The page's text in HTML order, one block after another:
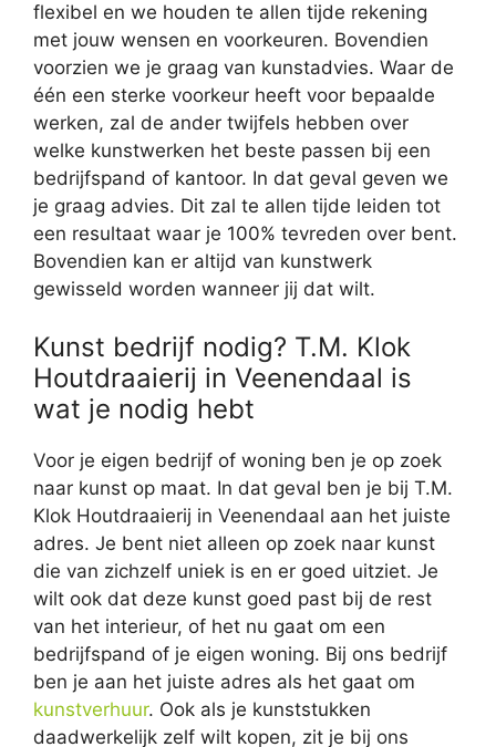
flexibel en we houden te allen tijde rekening
met jouw wensen en voorkeuren. Bovendien
voorzien we je graag van kunstadvies. Waar de
één een sterke voorkeur heeft voor bepaalde
werken, zal de ander twijfels hebben over
welke kunstwerken het beste passen bij een
bedrijfspand of kantoor. In dat geval geven we
je graag advies. Dit zal te allen tijde leiden tot
een resultaat waar je 100% tevreden over bent.
Bovendien kan er altijd van kunstwerk
gewisseld worden wanneer jij dat wilt.
Kunst bedrijf nodig? T.M. Klok
Houtdraaierij in Veenendaal is
wat je nodig hebt
Voor je eigen bedrijf of woning ben je op zoek
naar kunst op maat. In dat geval ben je bij T.M.
Klok Houtdraaierij in Veenendaal aan het juiste
adres. Je bent niet alleen op zoek naar kunst
die van zichzelf uniek is en er goed uitziet. Je
wilt ook dat deze kunst goed past bij de rest
van het interieur, of het nu gaat om een
bedrijfspand of je eigen woning. Bij ons bedrijf
ben je aan het juiste adres als het gaat om
kunstverhuur. Ook als je kunststukken
daadwerkelijk zelf wilt kopen, zit je bij ons